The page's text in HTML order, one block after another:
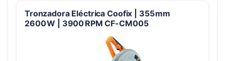
Tronzadora Eléctrica Coofix | 355 mm
2600 W | 3900 RPM CF-CM005